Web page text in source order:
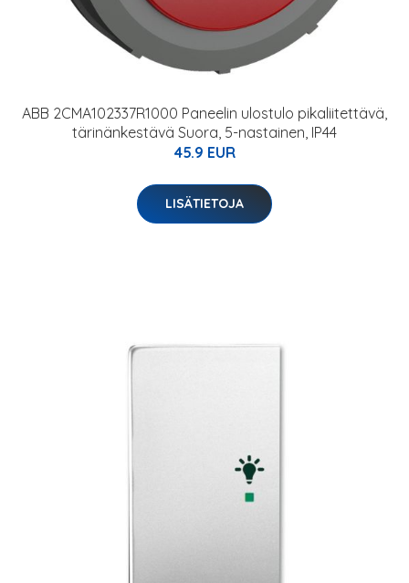
ABB 2CMA102337R1000 Paneelin ulostulo pikaliitettävä,
tärinänkestävä Suora, 5-nastainen, IP44
45.9 EUR
LISÄTIETOJA